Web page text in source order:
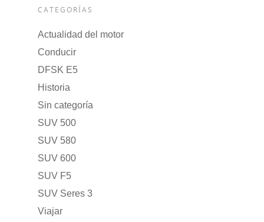
CATEGORÍAS
Actualidad del motor
Conducir
DFSK E5
Historia
Sin categoría
SUV 500
SUV 580
SUV 600
SUV F5
SUV Seres 3
Viajar